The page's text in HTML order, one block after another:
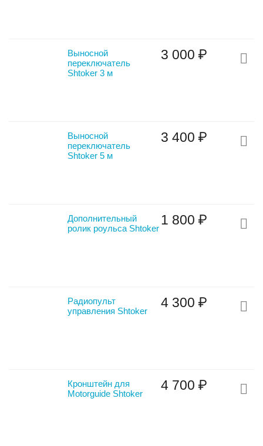
Выносной
переключатель
Shtoker 3 м
3 000 ₽
Выносной
переключатель
Shtoker 5 м
3 400 ₽
Дополнительный
ролик роульса Shtoker
1 800 ₽
Радиопульт
управления Shtoker
4 300 ₽
Кронштейн для
Motorguide Shtoker
4 700 ₽